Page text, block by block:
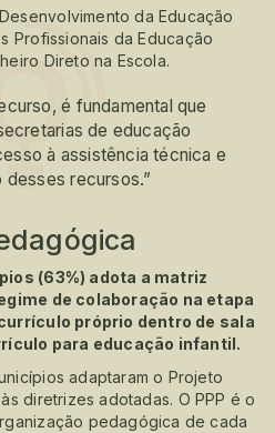
da Educação
Profissionais da Educação
Direto na Escola.
é fundamental que
de educação
à assistência técnica e
recursos.”
(63%) adota a matriz
de colaboração na etapa
próprio dentro de sala
para educação infantil.
adaptaram o Projeto
diretrizes adotadas. O PPP é o
pedagógica de cada